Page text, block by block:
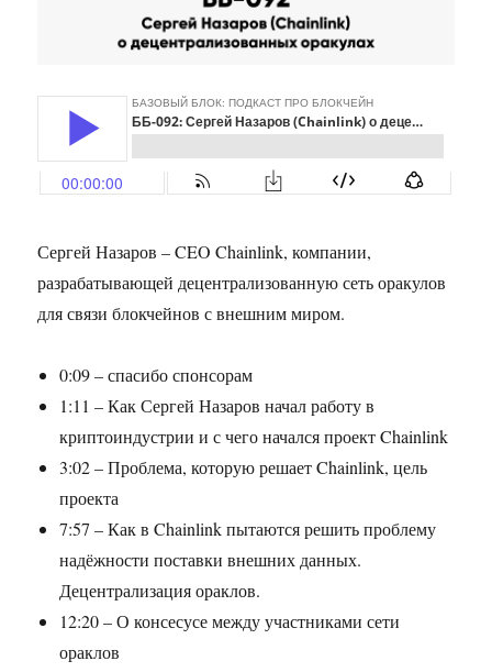
Сергей Назаров – CEO Chainlink, компании,
разрабатывающей децентрализованную сеть оракулов
для связи блокчейнов с внешним миром.
0:09 – спасибо спонсорам
1:11 – Как Сергей Назаров начал работу в
криптоиндустрии и с чего начался проект Chainlink
3:02 – Проблема, которую решает Chainlink, цель
проекта
7:57 – Как в Chainlink пытаются решить проблему
надёжности поставки внешних данных.
Децентрализация ораклов.
12:20 – О консесусе между участниками сети
ораклов